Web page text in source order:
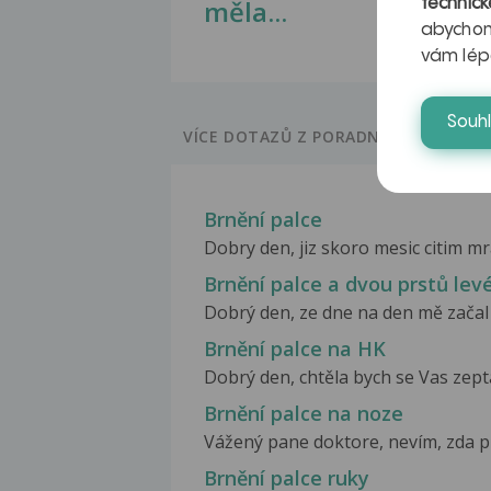
měla...
VÍCE DOTAZŮ Z PORADNY
Brnění palce
Dobry den, jiz skoro mesic citim
Brnění palce a dvou prstů
Dobrý den, ze dne na den mě
Brnění palce na HK
Dobrý den, chtěla bych se Vas
Brnění palce na noze
Vážený pane doktore, nevím, zda
Brnění palce ruky
vám